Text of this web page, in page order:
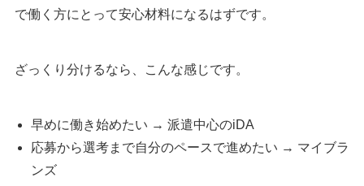
で働く方にとって安心材料になるはずです。
ざっくり分けるなら、こんな感じです。
早めに働き始めたい → 派遣中心のiDA
応募から選考まで自分のペースで進めたい → マイブラ
ンズ